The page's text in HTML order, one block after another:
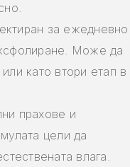
за ежедневно
Може да
като втори етап в
прахове и
цели да
влага.